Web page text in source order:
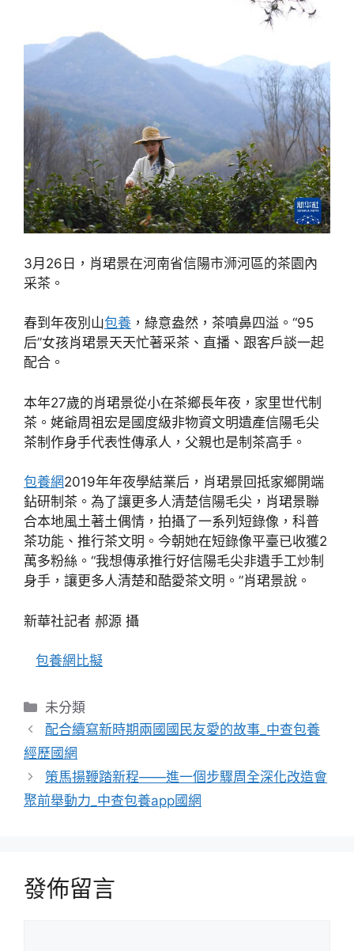
3月26日，肖珺景在河南省信陽市浉河區的茶園內
采茶。
春到年夜別山包養 ，綠意盎然，茶噴鼻四溢。“95
后”女孩肖珺景天天忙著采茶、直播、跟客戶談一起
配合。
本年27歲的肖珺景從小在茶鄉長年夜，家里世代制
茶。姥爺周祖宏是國度級非物資文明遺產信陽毛尖
茶制作身手代表性傳承人，父親也是制茶高手。
包養網2019年年夜學結業后，肖珺景回抵家鄉開端
鉆研制茶。為了讓更多人清楚信陽毛尖，肖珺景聯
合本地風土著土偶情，拍攝了一系列短錄像，科普
茶功能、推行茶文明。今朝她在短錄像平臺已收獲2
萬多粉絲。“我想傳承推行好信陽毛尖非遺手工炒制
身手，讓更多人清楚和酷愛茶文明。”肖珺景說。
新華社記者 郝源 攝
包養網比擬
分
類
未分類
配合續寫新時期兩國國民友愛的故事_中查包養
經歷國網
策馬揚鞭踏新程——進一個步驟周全深化改造會
聚前舉動力_中查包養app國網
發佈留言